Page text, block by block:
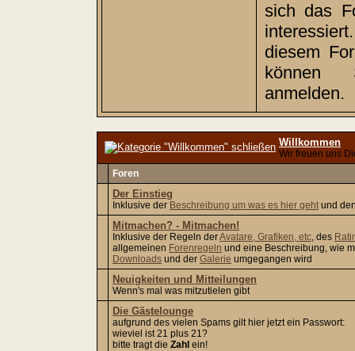
sich das
diesem
anmelden.
Willkommen
Wir freuen uns
Foren
Der Einstieg
Inklusive der Beschreibung um was es hier gehtund
Mitmachen? - Mitmachen!
Inklusive der Regeln derAvatare, Grafiken, etc, des
allgemeinen Forenregeln und eine Beschreibung, wie
Downloads und der Galerie umgegangen wird
Neuigkeiten und Mitteilungen
Wenn's mal was mitzutielen gibt
Die Gästelounge
aufgrund des vielen Spams gilt hier jetzt ein Passwort:
wieviel ist 21 plus 21?
bitte tragt die Zahl ein!